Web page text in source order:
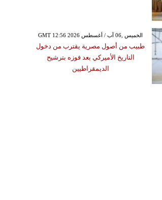
GMT 12:56 2026 الخميس ,06 آب / أغسطس
طبيب من أصول مصرية يقترب من دخول
التاريخ الأميركي بعد فوزه بترشيح
الديمقراطيين